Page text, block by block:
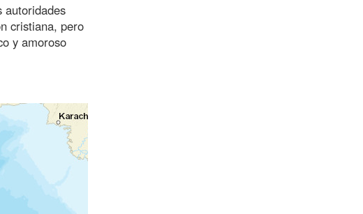
autoridades
cristiana, pero
y amoroso